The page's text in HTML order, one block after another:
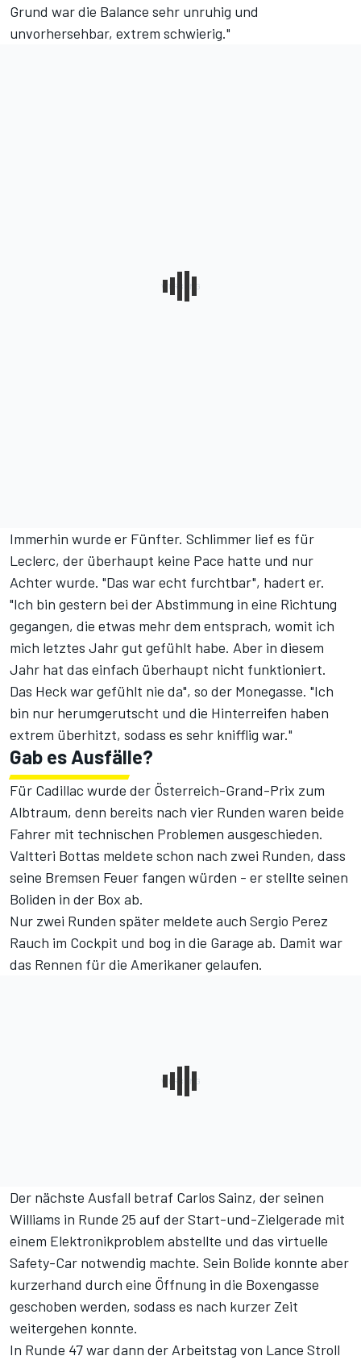
Grund war die Balance sehr unruhig und
unvorhersehbar, extrem schwierig."
Immerhin wurde er Fünfter. Schlimmer lief es für
Leclerc, der überhaupt keine Pace hatte und nur
Achter wurde. "Das war echt furchtbar", hadert er.
"Ich bin gestern bei der Abstimmung in eine Richtung
gegangen, die etwas mehr dem entsprach, womit ich
mich letztes Jahr gut gefühlt habe. Aber in diesem
Jahr hat das einfach überhaupt nicht funktioniert.
Das Heck war gefühlt nie da", so der Monegasse. "Ich
bin nur herumgerutscht und die Hinterreifen haben
extrem überhitzt, sodass es sehr knifflig war."
Gab es Ausfälle?
Für Cadillac wurde der Österreich-Grand-Prix zum
Albtraum, denn bereits nach vier Runden waren beide
Fahrer mit technischen Problemen ausgeschieden.
Valtteri Bottas meldete schon nach zwei Runden, dass
seine Bremsen Feuer fangen würden - er stellte seinen
Boliden in der Box ab.
Nur zwei Runden später meldete auch Sergio Perez
Rauch im Cockpit und bog in die Garage ab. Damit war
das Rennen für die Amerikaner gelaufen.
Der nächste Ausfall betraf Carlos Sainz, der seinen
Williams in Runde 25 auf der Start-und-Zielgerade mit
einem Elektronikproblem abstellte und das virtuelle
Safety-Car notwendig machte. Sein Bolide konnte aber
kurzerhand durch eine Öffnung in die Boxengasse
geschoben werden, sodass es nach kurzer Zeit
weitergehen konnte.
In Runde 47 war dann der Arbeitstag von Lance Stroll